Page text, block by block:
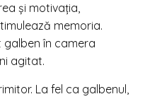
și motivația,
memoria.
galben în camera
agitat.
La fel ca galbenul,